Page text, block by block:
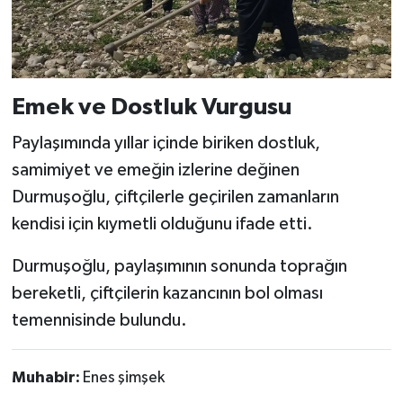
Emek ve Dostluk Vurgusu
Paylaşımında yıllar içinde biriken dostluk,
samimiyet ve emeğin izlerine değinen
Durmuşoğlu, çiftçilerle geçirilen zamanların
kendisi için kıymetli olduğunu ifade etti.
Durmuşoğlu, paylaşımının sonunda toprağın
bereketli, çiftçilerin kazancının bol olması
temennisinde bulundu.
Muhabir: Enes şimşek